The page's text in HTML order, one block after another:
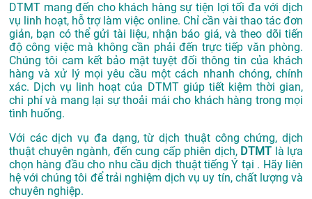
DTMT mang đến cho khách hàng sự tiện lợi tối đa với dịch
vụ linh hoạt, hỗ trợ làm việc online. Chỉ cần vài thao tác đơn
giản, bạn có thể gửi tài liệu, nhận báo giá, và theo dõi tiến
độ công việc mà không cần phải đến trực tiếp văn phòng.
Chúng tôi cam kết bảo mật tuyệt đối thông tin của khách
hàng và xử lý mọi yêu cầu một cách nhanh chóng, chính
xác. Dịch vụ linh hoạt của DTMT giúp tiết kiệm thời gian,
chi phí và mang lại sự thoải mái cho khách hàng trong mọi
tình huống.
Với các dịch vụ đa dạng, từ dịch thuật công chứng, dịch
thuật chuyên ngành, đến cung cấp phiên dịch, DTMT là lựa
chọn hàng đầu cho nhu cầu dịch thuật tiếng Ý tại . Hãy liên
hệ với chúng tôi để trải nghiệm dịch vụ uy tín, chất lượng và
chuyên nghiệp.